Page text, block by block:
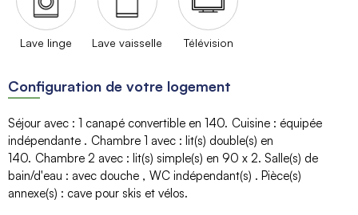
Lave linge Lave vaisselle Télévision
Configuration de votre logement
Séjour avec : 1 canapé convertible en 140 Cuisine : équipée
indépendante
Chambre 1 avec : lit(s) double(s) en
140 Chambre 2 avec : lit(s) simple(s) en 90 x 2 Salle(s) de
bain/d'eau : avec douche WC indépendant(s)
Pièce(s)
annexe(s) : cave pour skis et vélos